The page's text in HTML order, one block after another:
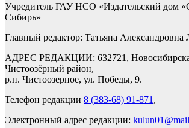
Учредитель ГАУ НСО «Издательский дом
Сибирь»
Главный редактор: Татьяна
АДРЕС РЕДАКЦИИ: 632721,
Чистоозёрный район,
р.п. Чистоозерное, ул. Победы, 9.
Телефон редакции 8 (383-68) 91-871 ,
Электронный адрес редакции: